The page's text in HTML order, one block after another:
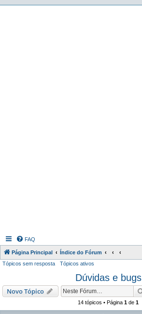
FAQ
Página Principal Índice do Fórum
Tópicos sem resposta Tópicos ativos
Dúvidas e bugs
Novo Tópico
14 tópicos • Página 1 de 1